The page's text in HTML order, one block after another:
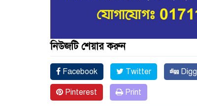
নিউজটি শেয়ার করুন
Facebook Twitter Digg
Pinterest Print